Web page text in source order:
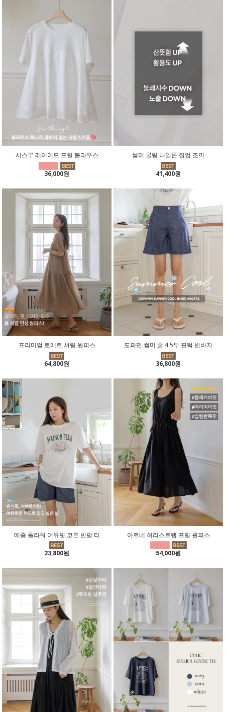
시스루 레이어드 프릴 블라우스
36,000원
썸머 쿨링 나일론 집업 조끼
41,400원
프리미엄 로에르 셔링 원피스
64,800원
도파민 썸머 쿨 4.5부 핀턱 반바지
36,800원
메종 플라워 여유핏 코튼 반팔 티
23,800원
아르네 허리스트랩 프릴 원피스
54,000원